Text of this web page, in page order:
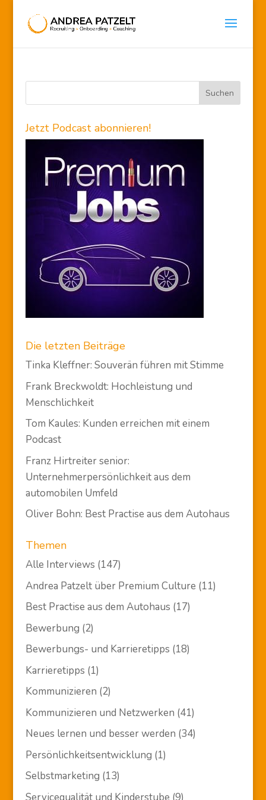
Jetzt Podcast abonnieren!
Die letzten Beiträge
Tinka Kleffner: Souverän führen mit Stimme
Frank Breckwoldt: Hochleistung und
Menschlichkeit
Tom Kaules: Kunden erreichen mit einem
Podcast
Franz Hirtreiter senior:
Unternehmerpersönlichkeit aus dem
automobilen Umfeld
Oliver Bohn: Best Practise aus dem Autohaus
Themen
Alle Interviews (147)
Andrea Patzelt über Premium Culture (11)
Best Practise aus dem Autohaus (17)
Bewerbung (2)
Bewerbungs- und Karrieretipps (18)
Karrieretipps (1)
Kommunizieren (2)
Kommunizieren und Netzwerken (41)
Neues lernen und besser werden (34)
Persönlichkeitsentwicklung (1)
Selbstmarketing (13)
Servicequalität und Kinderstube (9)